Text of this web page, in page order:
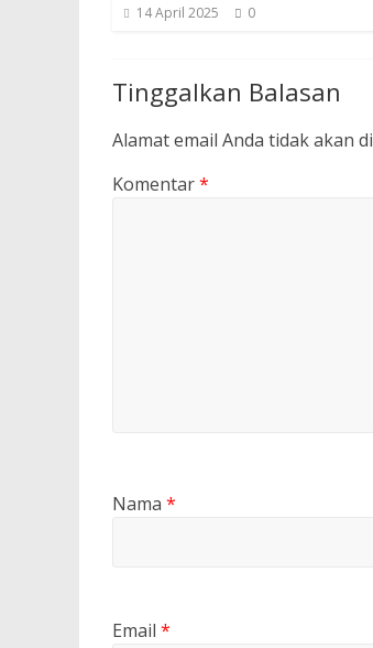
14 April 2025 0
Tinggalkan Balasan
Alamat email Anda tidak akan
Komentar*
Nama *
Email *